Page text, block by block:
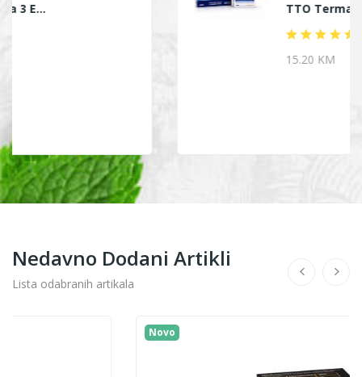
TTO Termalne Marami...
Nedavno Dodani Artikli
Lista odabranih artikala